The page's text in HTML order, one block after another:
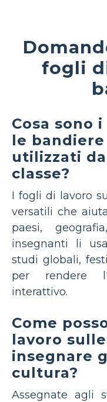
fogli
Cosa sono
le
utilizzati
classe?
I fogli di lavoro
versatili che
paesi,
insegnanti li
studi globali,
per rendere
interattivo.
Come
lavoro
insegnare
cultura?
Assegnate agli